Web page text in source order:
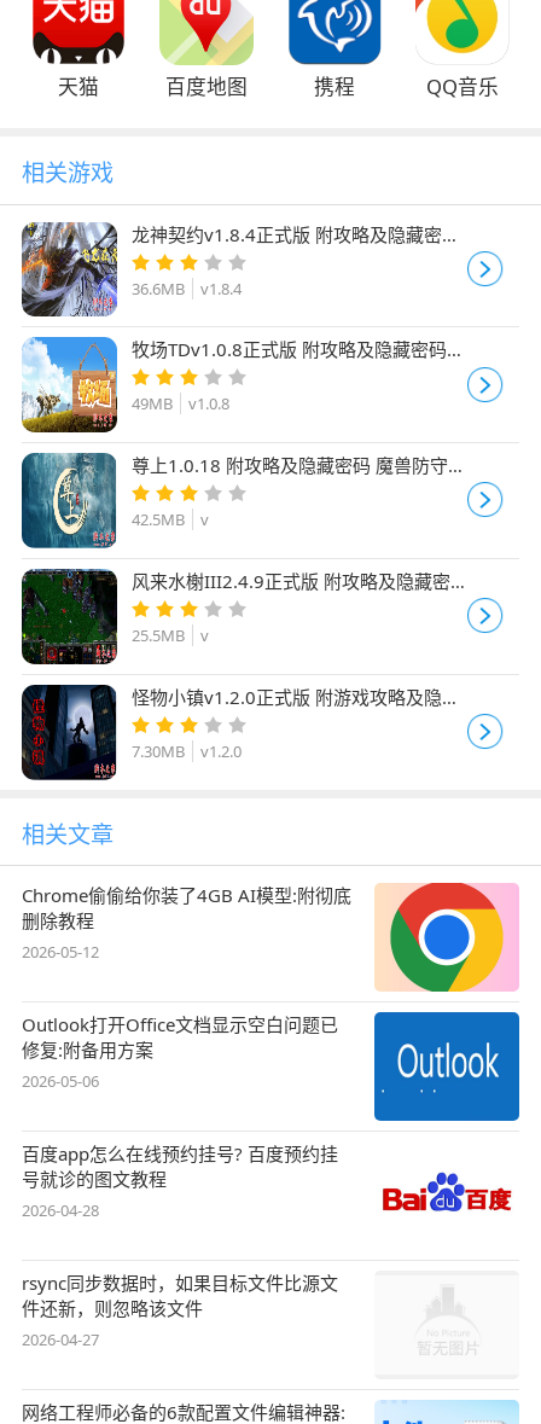
天猫 百度地图 携程 QQ音乐
相关游戏
龙神契约v1.8.4正式版 附攻略及隐藏密码
魔兽防守地图
36.6MB v1.8.4
牧场TDv1.0.8正式版 附攻略及隐藏密码
魔兽防守地图
49MB v1.0.8
尊上1.0.18 附攻略及隐藏密码 魔兽防守地
图
42.5MB v
风来水榭III2.4.9正式版 附攻略及隐藏密
码 魔兽防守地图
25.5MB v
怪物小镇v1.2.0正式版 附游戏攻略及隐藏
英雄密码 魔兽防守地图
7.30MB v1.2.0
相关文章
Chrome偷偷给你装了4GB AI模型:附彻底
删除教程
2026-05-12
Outlook打开Office文档显示空白问题已
修复:附备用方案
2026-05-06
百度app怎么在线预约挂号? 百度预约挂
号就诊的图文教程
2026-04-28
rsync同步数据时，如果目标文件比源文
件还新，则忽略该文件
2026-04-27
网络工程师必备的6款配置文件编辑神器: